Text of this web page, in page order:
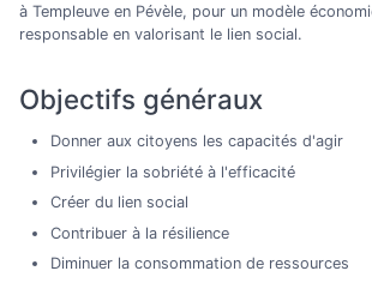
à Templeuve en Pévèle, pour un modèle
responsable en valorisant le lien social.
Objectifs généraux
Donner aux citoyens les capacités d'agir
Privilégier la sobriété à l'efficacité
Créer du lien social
Contribuer à la résilience
Diminuer la consommation de ressources